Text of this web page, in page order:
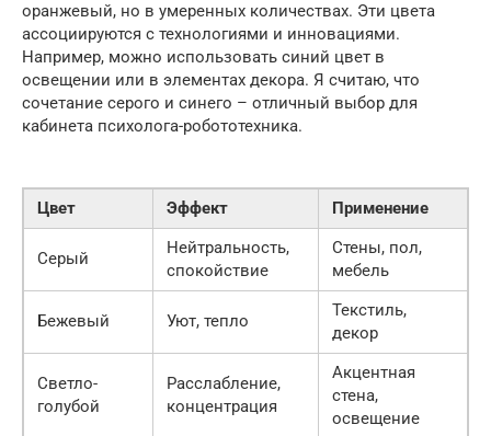
оранжевый, но в умеренных количествах. Эти цвета
ассоциируются с технологиями и инновациями.
Например, можно использовать синий цвет в
освещении или в элементах декора. Я считаю, что
сочетание серого и синего – отличный выбор для
кабинета психолога-робототехника.
Цвет Эффект Применение
Серый
Нейтральность,
спокойствие
Стены, пол,
мебель
Бежевый Уют, тепло
Текстиль,
декор
Светло-
голубой
Расслабление,
концентрация
Акцентная
стена,
освещение